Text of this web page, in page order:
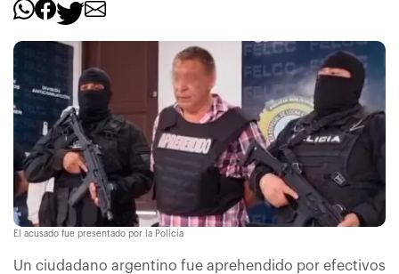
El acusado fue presentado por la Policía
Un ciudadano argentino fue aprehendido por efectivos